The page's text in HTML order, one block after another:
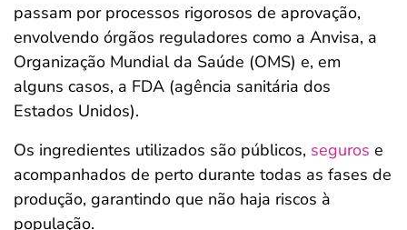
passam por processos rigorosos de aprovação,
envolvendo órgãos reguladores como a Anvisa, a
Organização Mundial da Saúde (OMS) e, em
alguns casos, a FDA (agência sanitária dos
Estados Unidos).
Os ingredientes utilizados são públicos, seguros e
acompanhados de perto durante todas as fases de
produção, garantindo que não haja riscos à
população.